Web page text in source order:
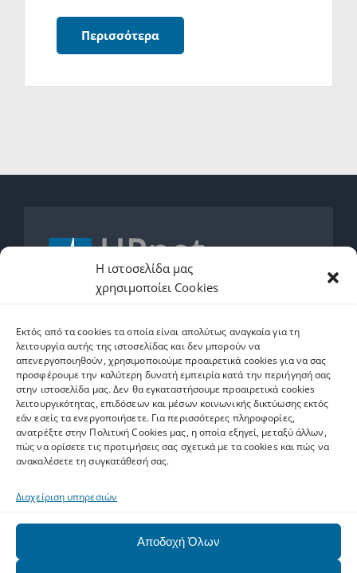
Η ιστοσελίδα μας
χρησιμοποίει Cookies
Εκτός από τα cookies τα οποία είναι απολύτως αναγκαία για τη
λειτουργία αυτής της ιστοσελίδας και δεν μπορούν να
απενεργοποιηθούν, χρησιμοποιούμε προαιρετικά cookies για να σας
προσφέρουμε την καλύτερη δυνατή εμπειρία κατά την περιήγησή σας
στην ιστοσελίδα μας. Δεν θα εγκαταστήσουμε προαιρετικά cookies
λειτουργικότητας, επιδόσεων και μέσων κοινωνικής δικτύωσης εκτός
εάν εσείς τα ενεργοποιήσετε. Για περισσότερες πληροφορίες,
ανατρέξτε στην Πολιτική Cookies μας, η οποία εξηγεί, μεταξύ άλλων,
πώς να ορίσετε τις προτιμήσεις σας σχετικά με τα cookies και πώς να
ανακαλέσετε τη συγκατάθεσή σας.
Διαχείριση υπηρεσιών
Αποδοχή Όλων
Περισσότερα
helpdesk.upnet.gr
Ετικέτες
MS Teams Autodesk harica